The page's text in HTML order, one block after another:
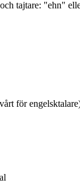
tajtare: "ehn"
för